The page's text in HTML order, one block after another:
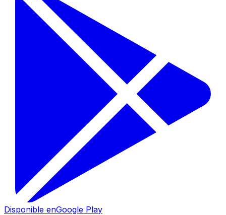
Disponible enGoogle Play